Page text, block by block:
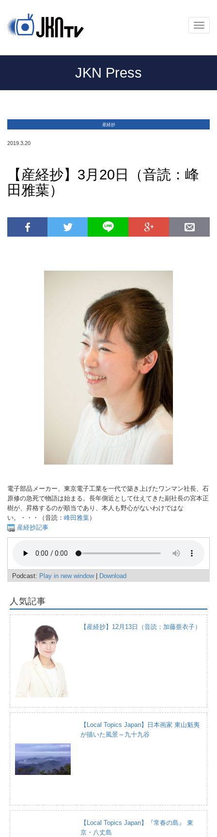
メ
ニ
ー
JKN Press
産経抄
2019.3.20
【産経抄】3月20日（音読：峰
田雅葉）
電子部品メーカー、東京電子工業を一代で築き上げたワンマン社長、石
原修の急死で物語は始まる。長年側近として仕えてきた副社長の宮本正
樹が、昇格するのが順当であり、本人も野心がないわけではな
い。・・・（音読： 峰田雅葉）
産経抄記事
Podcast: Play in new window| Download
人気記事
【産経抄】12月13日（音読：加藤亜衣子）
【Local Topics Japan】日本画家 東山魁夷
が描いた風景～九十九谷
【Local Topics Japan】『常春の島』 東
京・八丈島